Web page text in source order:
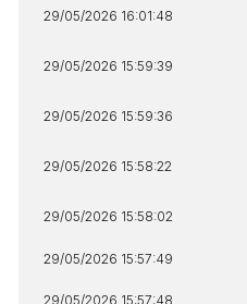
29/05/2026 16:01:48
29/05/2026 15:59:39
29/05/2026 15:59:36
29/05/2026 15:58:22
29/05/2026 15:58:02
29/05/2026 15:57:49
29/05/2026 15:57:48